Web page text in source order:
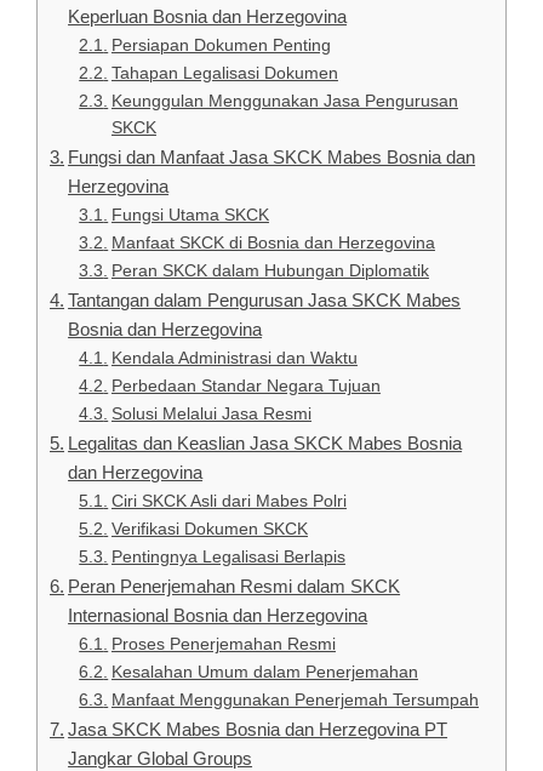
Keperluan Bosnia dan Herzegovina
Persiapan Dokumen Penting
Tahapan Legalisasi Dokumen
Keunggulan Menggunakan Jasa Pengurusan
SKCK
Fungsi dan Manfaat Jasa SKCK Mabes Bosnia dan
Herzegovina
Fungsi Utama SKCK
Manfaat SKCK di Bosnia dan Herzegovina
Peran SKCK dalam Hubungan Diplomatik
Tantangan dalam Pengurusan Jasa SKCK Mabes
Bosnia dan Herzegovina
Kendala Administrasi dan Waktu
Perbedaan Standar Negara Tujuan
Solusi Melalui Jasa Resmi
Legalitas dan Keaslian Jasa SKCK Mabes Bosnia
dan Herzegovina
Ciri SKCK Asli dari Mabes Polri
Verifikasi Dokumen SKCK
Pentingnya Legalisasi Berlapis
Peran Penerjemahan Resmi dalam SKCK
Internasional Bosnia dan Herzegovina
Proses Penerjemahan Resmi
Kesalahan Umum dalam Penerjemahan
Manfaat Menggunakan Penerjemah Tersumpah
Jasa SKCK Mabes Bosnia dan Herzegovina PT
Jangkar Global Groups